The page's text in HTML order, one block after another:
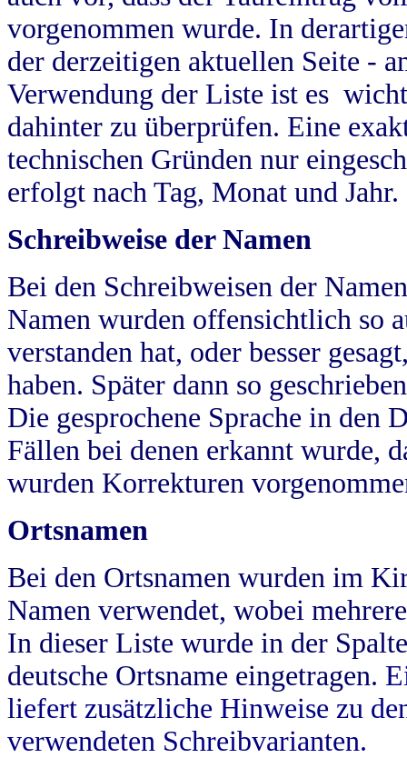
vorgenommen wurde. In
der derzeitigen aktuellen Seite -
Verwendung der Liste ist es
dahinter zu überprüfen. Eine
technischen Gründen nur
erfolgt nach Tag, Monat und Jahr.
Schreibweise der Namen
Bei den Schreibweisen der
Namen wurden offensichtlich so
verstanden hat, oder besser
haben. Später dann so
Die gesprochene Sprache in
Fällen bei denen erkannt wurde,
wurden Korrekturen
Ortsnamen
Bei den Ortsnamen wurden im
Namen verwendet, wobei
In dieser Liste wurde in der
deutsche Ortsname eingetragen.
liefert zusätzliche Hinweise zu
verwendeten Schreibvarianten.